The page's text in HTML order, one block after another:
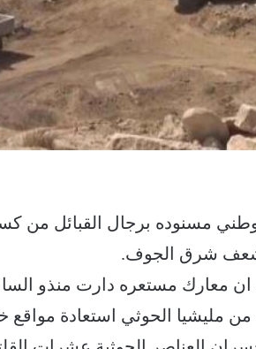
مسنوده برجال القبائل من
شرق الجوف.
معارك مستعره دارت منذو
مليشيا الحوثي استعادة مواقع